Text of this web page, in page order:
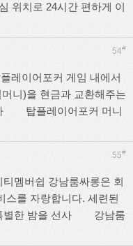
위치로 24시간 편하게 이
54#
레이어포커 게임 내에서
니)을 현금과 교환해주는
다 탑플레이어포커 머니
55#
멤버쉽 강남룸싸롱은 회
스를 자랑합니다. 세련된
별한 밤을 선사 강남룸